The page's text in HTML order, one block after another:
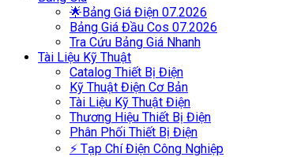
🌟Bảng Giá Điện 07.2026
Bảng Giá Đầu Cos 07.2026
Tra Cứu Bảng Giá Nhanh
Tài Liệu Kỹ Thuật
Catalog Thiết Bị Điện
Kỹ Thuật Điện Cơ Bản
Tài Liệu Kỹ Thuật Điện
Thương Hiệu Thiết Bị Điện
Phân Phối Thiết Bị Điện
⚡ Tạp Chí Điện Công Nghiệp